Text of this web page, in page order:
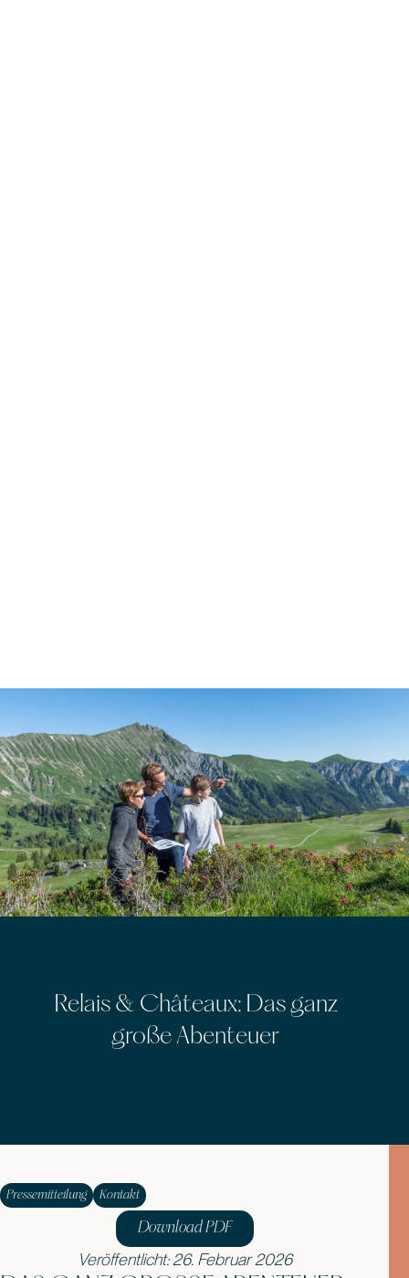
Relais & Châteaux: Das ganz
große Abenteuer
Pressemitteilung Kontakt
Download PDF
Veröffentlicht: 26. Februar 2026